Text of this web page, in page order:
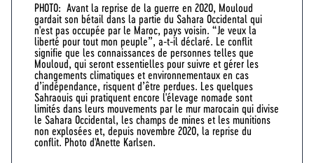
PHOTO: Avant la reprise de la guerre en 2020, Mouloud
gardait son bétail dans la partie du Sahara Occidental qui
n'est pas occupée par le Maroc, pays voisin. “Je veux la
liberté pour tout mon peuple”, a-t-il déclaré. Le conflit
signifie que les connaissances de personnes telles que
Mouloud, qui seront essentielles pour suivre et gérer les
changements climatiques et environnementaux en cas
d’indépendance, risquent d’être perdues. Les quelques
Sahraouis qui pratiquent encore l'élevage nomade sont
limités dans leurs mouvements par le mur marocain qui divise
le Sahara Occidental, les champs de mines et les munitions
non explosées et, depuis novembre 2020, la reprise du
conflit. Photo d'Anette Karlsen.